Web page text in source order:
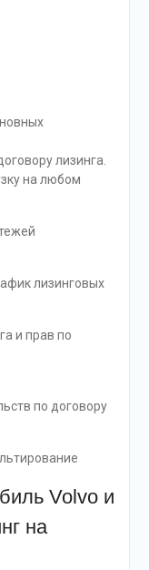
лизинга.
на любом
лизинговых
и прав по
по договору
Volvo и
на